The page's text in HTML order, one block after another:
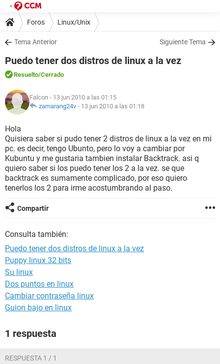
Foros Linux/Unix
Tema Anterior Siguiente Tema
Puedo tener dos distros de linux a la vez
Resuelto/Cerrado
Falcon - 13 jun 2010 a las 01:15
zamarang24v - 13 jun 2010 a las 01:18
Hola
Quisiera saber si pudo tener 2 distros de linux a la vez en mi
pc. es decir, tengo Ubunto, pero lo voy a cambiar por
Kubuntu y me gustaria tambien instalar Backtrack. asi q
quiero saber si los puedo tener los 2 a la vez. se que
backtrack es sumamente complicado, por eso quiero
tenerlos los 2 para irme acostumbrando al paso.
Compartir
Consulta también:
Puedo tener dos distros de linux a la vez
Puppy linux 32 bits
Su linux
Dos puntos en linux
Cambiar contraseña linux
Guion bajo en linux
1 respuesta
RESPUESTA 1 / 1